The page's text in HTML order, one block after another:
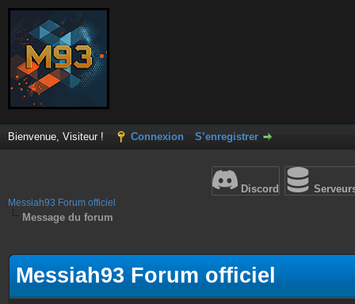
Bienvenue, Visiteur ! Connexion S’enregistrer
Discord
Messiah93 Forum officiel
Message du forum
Messiah93 Forum officiel